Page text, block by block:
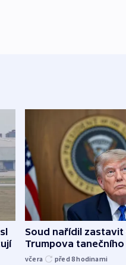
Soud nařídil zastavit
Trumpova tanečního
včera před 8hodinami